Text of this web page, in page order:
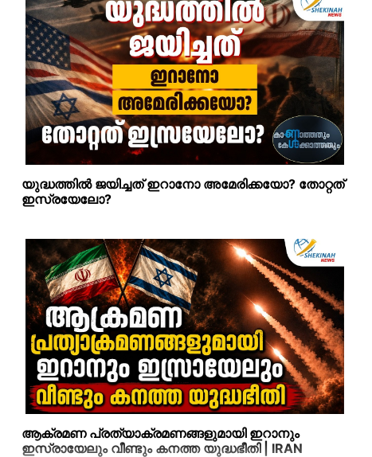
യുദ്ധത്തില്‍ ജയിച്ചത് ഇറാനോ അമേരിക്കയോ? തോറ്റത്
ഇസ്രയേലോ?
ആക്രമണ പ്രത്യാക്രമണങ്ങളുമായി ഇറാനും
ഇസ്രായേലും വീണ്ടും കനത്ത യുദ്ധഭീതി | IRAN